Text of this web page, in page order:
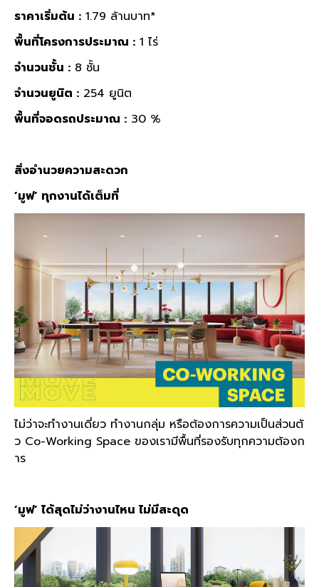
ราคาเริ่มต้น : 1.79 ล้านบาท*
พื้นที่โครงการประมาณ : 1 ไร่
จำนวนชั้น : 8 ชั้น
จำนวนยูนิต : 254 ยูนิต
พื้นที่จอดรถประมาณ : 30 %
สิ่งอำนวยความสะดวก
’มูฟ’ ทุกงานได้เต็มที่
ไม่ว่าจะทำงานเดี่ยว ทำงานกลุ่ม หรือต้องการความเป็นส่วนตั
ว Co-Working Space ของเรามีพื้นที่รองรับทุกความต้องก
าร
’มูฟ’ ได้สุดไม่ว่างานไหน ไม่มีสะดุด